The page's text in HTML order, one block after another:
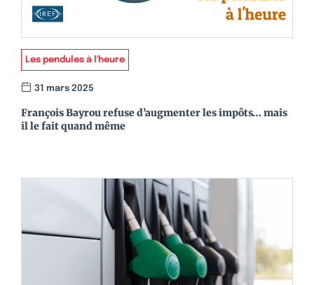
Les pendules à l'heure
31 mars 2025
François Bayrou refuse d’augmenter les impôts… mais
il le fait quand même